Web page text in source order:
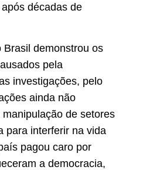
décadas de
Brasil demonstrou os
pela
investigações, pelo
ainda não
de setores
para interferir na vida
pagou caro por
a democracia,